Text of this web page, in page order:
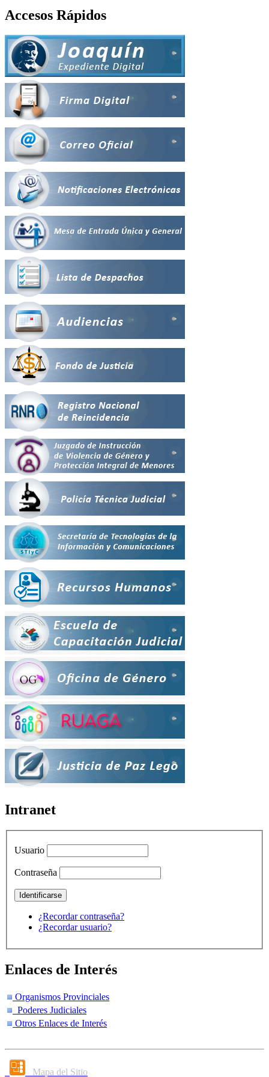
Accesos Rápidos
Intranet
Usuario
Contraseña
¿Recordar contraseña?
¿Recordar usuario?
Enlaces de Interés
Organismos Provinciales
Poderes Judiciales
Otros Enlaces de Interés
Mapa del Sitio